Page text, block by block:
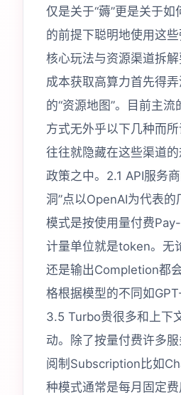
仅是关于“薅”更是关于
的前提下聪明地使用这
核心玩法与资源渠道拆
成本获取高算力首先得
的“资源地图”。目前主
方式无外乎以下几种而所
往往就隐藏在这些渠道
政策之中。2.1 API服务
洞”点以OpenAI为代表的
模式是按使用量付费
计量单位就是token。无
还是输出Completion都
格根据模型的不同如
3.5 Turbo贵很多和上下
动。除了按量付费许多
阅制Subscription比如
种模式通常是每月固定